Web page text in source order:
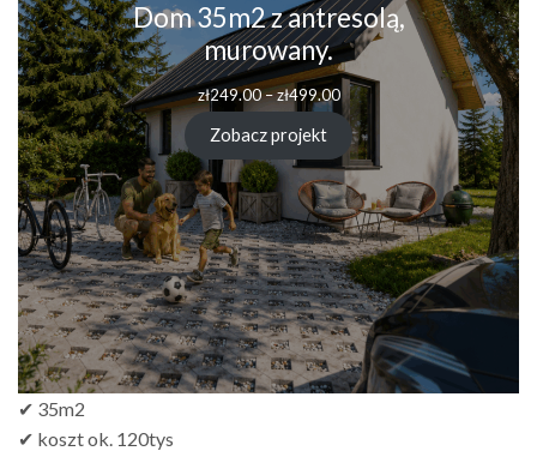
Dom 35m2 z antresolą,
murowany.
zł249.00–zł499.00
Zobacz projekt
✔ 35m2
✔ koszt ok. 120tys